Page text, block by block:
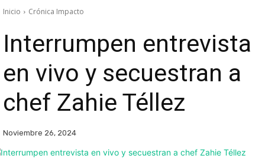
Inicio Crónica Impacto
Interrumpen entrevista
en vivo y secuestran a
chef Zahie Téllez
Noviembre 26, 2024